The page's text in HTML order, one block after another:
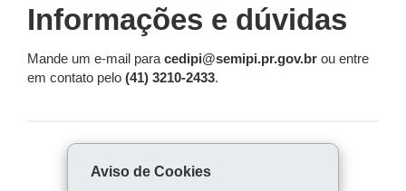
Informações e dúvidas
Mande um e-mail para cedipi@semipi.pr.gov.br ou entre
em contato pelo (41) 3210-2433.
Aviso de Cookies